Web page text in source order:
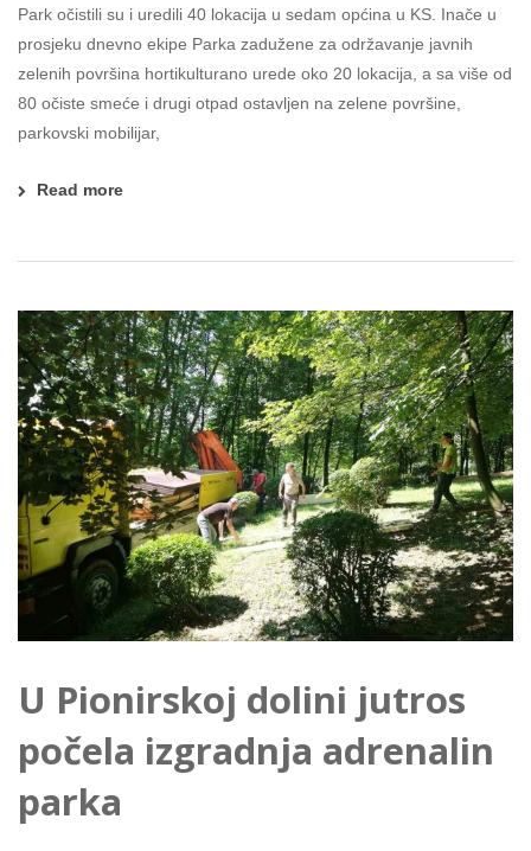
Park očistili su i uredili 40 lokacija u sedam općina u KS. Inače u
prosjeku dnevno ekipe Parka zadužene za održavanje javnih
zelenih površina hortikulturano urede oko 20 lokacija, a sa više od
80 očiste smeće i drugi otpad ostavljen na zelene površine,
parkovski mobilijar,
Read more
U Pionirskoj dolini jutros
počela izgradnja adrenalin
parka